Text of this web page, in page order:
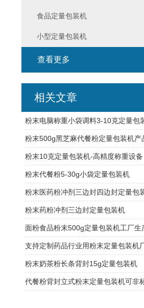
食品定量包装机
小型定量包装机
查看更多
相关文章
粉末电脑称重小袋调料3-10克定量包
粉末500g黑芝麻代餐粉定量包装机产
粉末10克定量包装机-高精度称重设备
粉末代餐粉5-30g小袋定量包装机
粉末医药粉冲剂三边封四边封定量包
粉末药粉冲剂三边封定量包装机
面粉食品粉末500g定量包装机工厂生
支持定制药品行业用粉末定量包装机
粉末奶茶粉长条背封15g定量包装机
代餐粉背封立式粉末定量包装机可非